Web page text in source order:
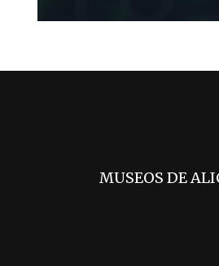
MUSEOS DE